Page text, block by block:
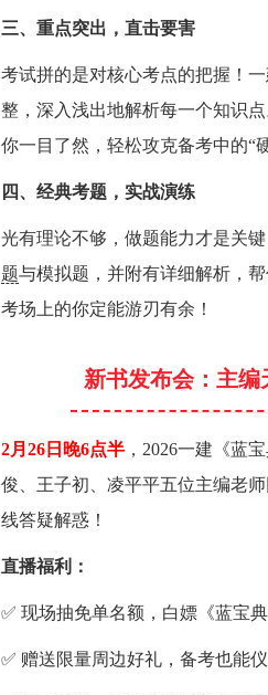
三、重点突出，直击要害
考试拼的是对核心考点的把握！
整，深入浅出地解析每一个知识
你一目了然，轻松攻克备考中的“
四、经典考题，实战演练
光有理论不够，做题能力才是关
题与模拟题，并附有详细解析，
考场上的你定能游刃有余！
新书发布会：主编
2月26日晚6点半 ，2026一建《蓝
俊、王子初、凌平平五位主编老
线答疑解惑！
直播福利：
✅ 现场抽免单名额，白嫖《蓝宝
✅ 赠送限量周边好礼，备考也能仪